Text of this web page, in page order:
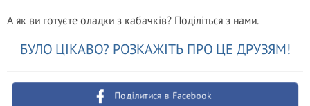
А як ви готуєте оладки з кабачків? Поділіться з нами.
БУЛО ЦІКАВО? РОЗКАЖІТЬ ПРО ЦЕ ДРУЗЯМ!
Поділитися в Facebook